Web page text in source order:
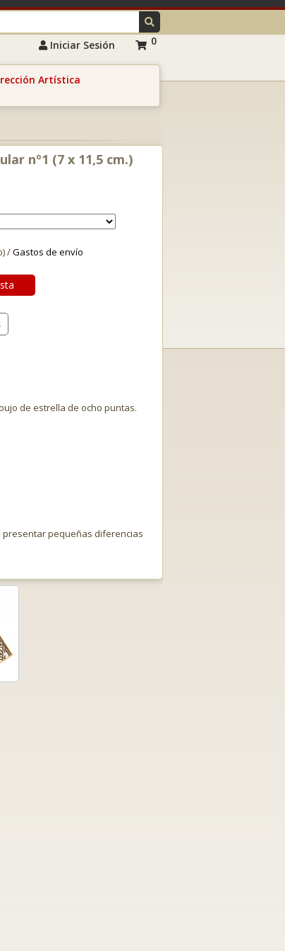
Iniciar Sesión 0
Artística
nº1 (7 x 11,5 cm.)
/Gastos de envío
de estrella de ocho puntas.
presentar pequeñas diferencias